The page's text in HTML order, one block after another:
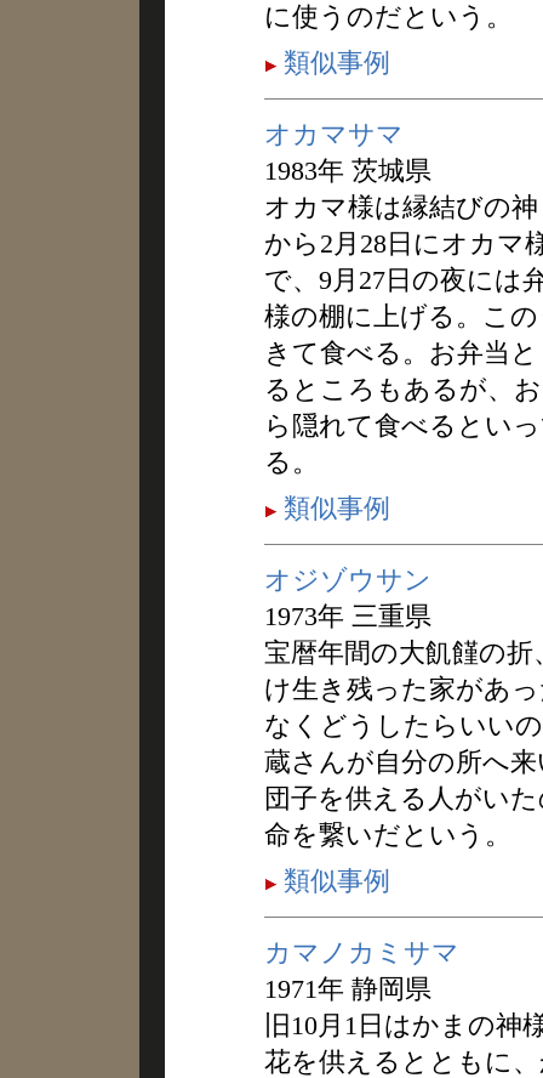
に使うのだという。
類似事例
オカマサマ
1983年 茨城県
オカマ様は縁結びの
から2月28日にオカマ
で、9月27日の夜には
様の棚に上げる。こ
きて食べる。お弁当
るところもあるが、
ら隠れて食べるとい
る。
類似事例
オジゾウサン
1973年 三重県
宝暦年間の大飢饉の
け生き残った家があ
なくどうしたらいい
蔵さんが自分の所へ
団子を供える人がい
命を繋いだという。
類似事例
カマノカミサマ
1971年 静岡県
旧10月1日はかまの神
花を供えるとともに